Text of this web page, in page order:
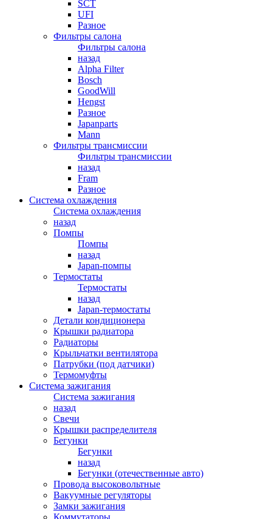
SCT
UFI
Разное
Фильтры салона
Фильтры салона
назад
Alpha Filter
Bosch
GoodWill
Hengst
Разное
Japanparts
Mann
Фильтры трансмиссии
Фильтры трансмиссии
назад
Fram
Разное
Система охлаждения
Система охлаждения
назад
Помпы
Помпы
назад
Japan-помпы
Термостаты
Термостаты
назад
Japan-термостаты
Детали кондиционера
Крышки радиатора
Радиаторы
Крыльчатки вентилятора
Патрубки (под датчики)
Термомуфты
Система зажигания
Система зажигания
назад
Свечи
Крышки распределителя
Бегунки
Бегунки
назад
Бегунки (отечественные авто)
Провода высоковольтные
Вакуумные регуляторы
Замки зажигания
Коммутаторы